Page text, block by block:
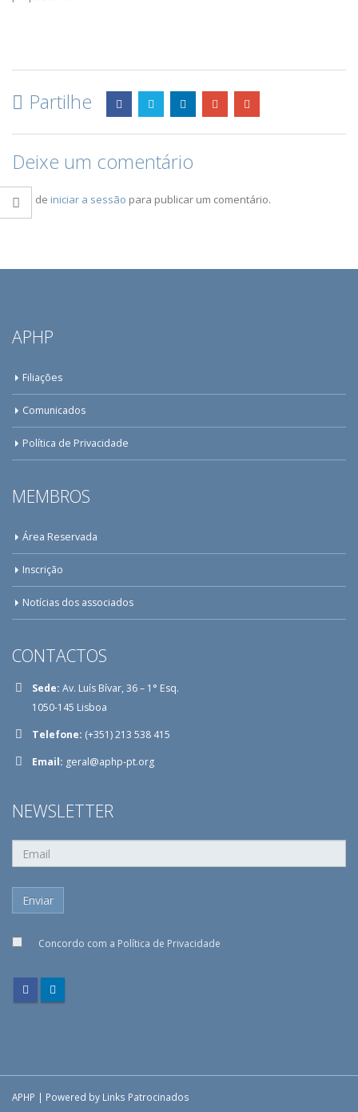
Partilhe
Deixe um comentário
Tem de iniciar a sessão para publicar um comentário.
APHP
Filiações
Comunicados
Política de Privacidade
MEMBROS
Área Reservada
Inscrição
Notícias dos associados
CONTACTOS
Sede: Av. Luís Bívar, 36 – 1° Esq.
1050-145 Lisboa
Telefone: (+351) 213 538 415
Email: geral@aphp-pt.org
NEWSLETTER
Concordo com a Política de Privacidade
APHP | Powered by Links Patrocinados